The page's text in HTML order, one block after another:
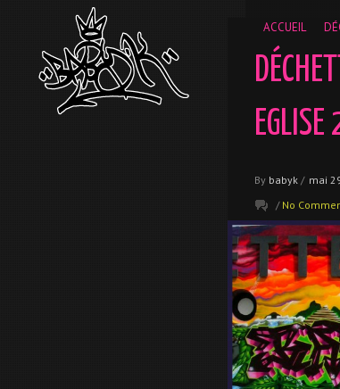
__gaTracker('require', 'displayfeatures');
ACCUEIL
By babyk / mai
/ No